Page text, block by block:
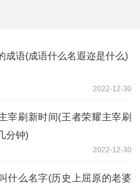
成语(成语什么名遐迩是什么)
2022-12-30
宰刷新时间(王者荣耀主宰刷
分钟)
2022-12-30
什么名字(历史上屈原的老婆